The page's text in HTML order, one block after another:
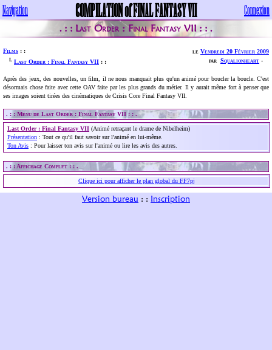
Navigation Connexion
COMPILATION of FINAL FANTASY VII
. : : Last Order : Final Fantasy VII: : .
Films : :
L Last Order : Final Fantasy VII : :
le Vendredi 20 Février 2009
par Squalionheart -
Après des jeux, des nouvelles, un film, il ne nous manquait plus qu'un animé pour boucler la boucle. C'est
désormais chose faite avec cette OAV faite par les plus grands du métier. Il y aurait même fort à penser que
ses images soient tirées des cinématiques de Crisis Core Final Fantasy VII.
. : : Menu de Last Order : Final Fantasy VII : : .
Last Order : Final Fantasy VII (Animé retraçant le drame de Nibelheim)
Présentation : Tout ce qu'il faut savoir sur l'animé en lui-même.
Ton Avis : Pour laisser ton avis sur l'animé ou lire les avis des autres.
. : : Affichage Complet : : .
Clique ici pour afficher le plan global du FF7pj
Version bureau : : Inscription